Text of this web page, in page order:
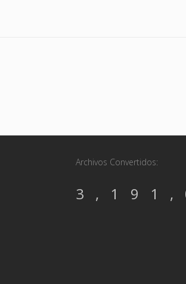
Archivos Convertidos: